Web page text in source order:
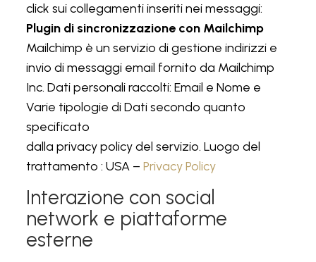
click sui collegamenti inseriti nei messaggi:
Plugin di sincronizzazione con Mailchimp
Mailchimp è un servizio di gestione indirizzi e
invio di messaggi email fornito da Mailchimp
Inc. Dati personali raccolti: Email e Nome e
Varie tipologie di Dati secondo quanto
specificato
dalla privacy policy del servizio. Luogo del
trattamento : USA – Privacy Policy
Interazione con social
network e piattaforme
esterne